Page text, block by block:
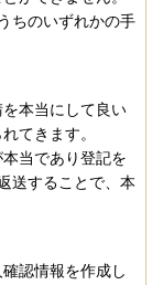
ちのいずれかの手
本当にして良い
てきます。
当であり登記を
送することで、本
認情報を作成し